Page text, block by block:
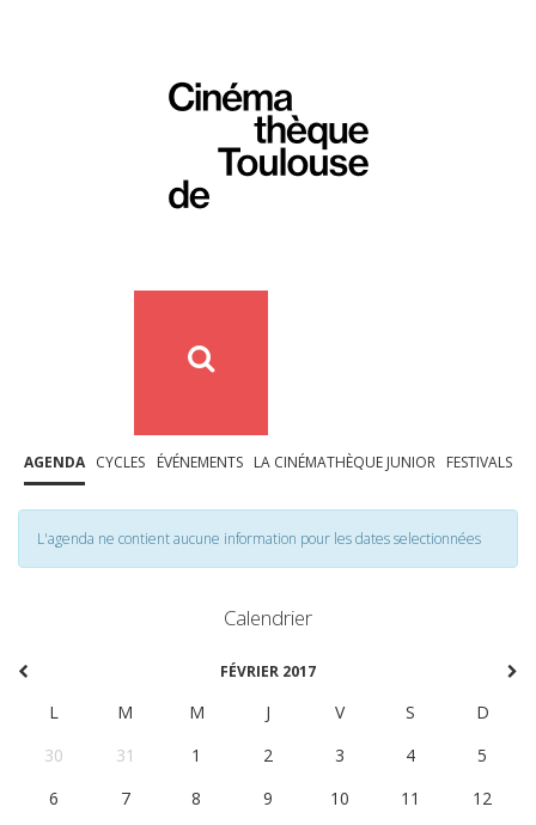
AGENDA CYCLES ÉVÉNEMENTS LA CINÉMATHÈQUE JUNIOR FESTIVALS
L'agenda ne contient aucune information pour les dates selectionnées
Calendrier
FÉVRIER 2017
L M M J V S
D
30
31 1 2 3 4
5
6
7 8 9 10 11
12